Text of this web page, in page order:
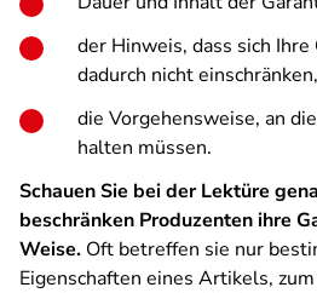
der Hinweis, dass sich
dadurch nicht einschränken,
die Vorgehensweise, an
halten müssen.
Schauen Sie bei der Lektüre
beschränken Produzenten ihre
Weise. Oft betreffen sie nur
Eigenschaften eines Artikels,